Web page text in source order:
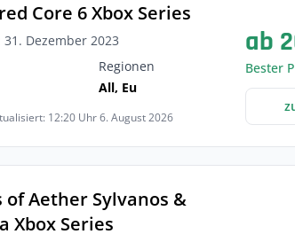
Core 6 Xbox Series
31. Dezember 2023
Regionen
All, Eu
12:20 Uhr 6. August 2026
ab
Bester
of Aether Sylvanos &
Xbox Series